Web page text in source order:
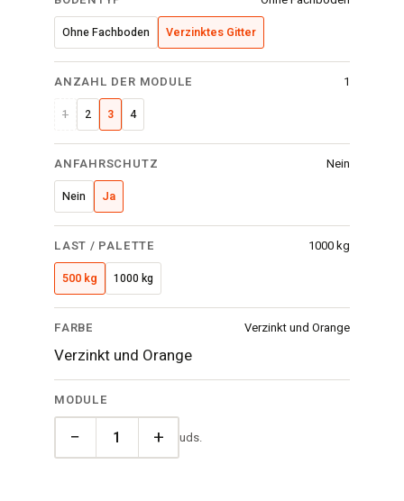
Ohne Fachboden Verzinktes Gitter
ANZAHL DER MODULE 1
1 2 3 4
ANFAHRSCHUTZ Nein
Nein Ja
LAST / PALETTE 1000 kg
500 kg 1000 kg
FARBE Verzinkt und Orange
Verzinkt und Orange
MODULE
− + uds.